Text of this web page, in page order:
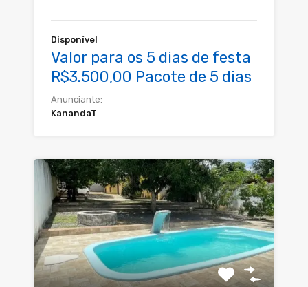
Disponível
Valor para os 5 dias de festa
R$3.500,00 Pacote de 5 dias
Anunciante:
KanandaT